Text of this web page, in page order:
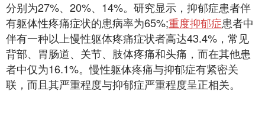
分别为27%、20%、14%。研究显示，抑郁症患者伴
有躯体性疼痛症状的患病率为65%;重度抑郁症患者中
伴有一种以上慢性躯体疼痛症状者高达43.4%，常见
背部、胃肠道、关节、肢体疼痛和头痛，而在其他患
者中仅为16.1%。慢性躯体疼痛与抑郁症有紧密关
联，而且其严重程度与抑郁症严重程度呈正相关。